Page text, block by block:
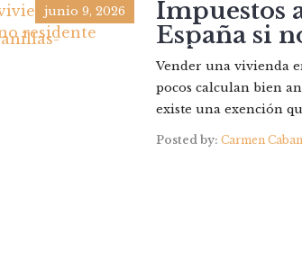
PROPIEDADES
junio 9, 2026
Impuestos
España si
Vender una vivienda
pocos calculan bien
existe una exención
Posted by: Carmen